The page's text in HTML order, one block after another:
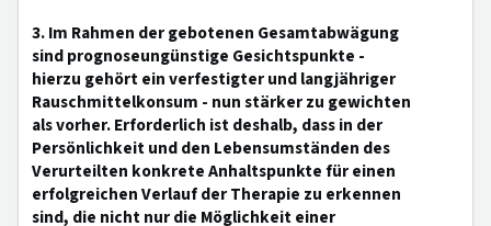
3. Im Rahmen der gebotenen Gesamtabwägung
sind prognoseungünstige Gesichtspunkte -
hierzu gehört ein verfestigter und langjähriger
Rauschmittelkonsum - nun stärker zu gewichten
als vorher. Erforderlich ist deshalb, dass in der
Persönlichkeit und den Lebensumständen des
Verurteilten konkrete Anhaltspunkte für einen
erfolgreichen Verlauf der Therapie zu erkennen
sind, die nicht nur die Möglichkeit einer